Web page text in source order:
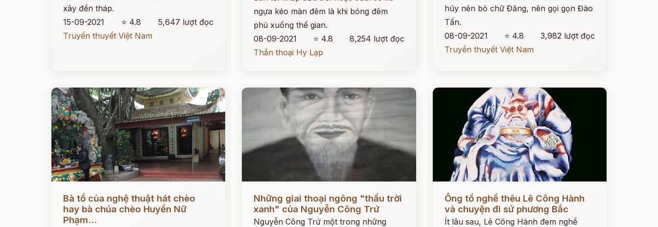
xây đền tháp.
15-09-2021
⭐ 4.8
5,647 lượt đọc
Truyền thuyết Việt Nam
ngựa kéo màn đêm là khi bóng đêm
phủ xuống thế gian.
08-09-2021
⭐ 4.8
8,254 lượt đọc
Thần thoại Hy Lạp
húy nên bỏ chữ Đăng, nên gọi gọn Đào
Tấn.
08-09-2021
⭐ 4.8
3,982 lượt đọc
Truyền thuyết Việt Nam
Đọc ngay
Bà tổ của nghệ thuật hát chèo
hay bà chúa chèo Huyền Nữ
Phạm...
Những giai thoại ngông "thấu trời
xanh" của Nguyễn Công Trứ
Nguyễn Công Trứ một trong những
Đọc ngay
Ông tổ nghề thêu Lê Công Hành
và chuyện đi sứ phương Bắc
Ít lâu sau, Lê Công Hành đem nghề